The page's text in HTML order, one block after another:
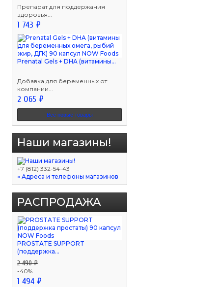
Препарат для поддержания
здоровья...
1 743 ₽
Prenatal Gels + DHA (витамины...
Добавка для беременных от
компании...
2 065 ₽
Все новые товары
Наши магазины!
+7 (812) 332-54-43
» Адреса и телефоны магазинов
РАСПРОДАЖА
PROSTATE SUPPORT
(поддержка...
2 490 ₽
-40%
1 494 ₽